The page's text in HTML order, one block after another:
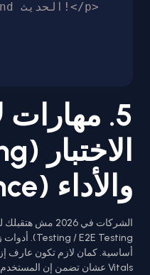
5. مهارات
والأداء (Performance)
Vitals عشان تضمن إن المستخدم بيشوف تجربة سريعة ومش معلقة.